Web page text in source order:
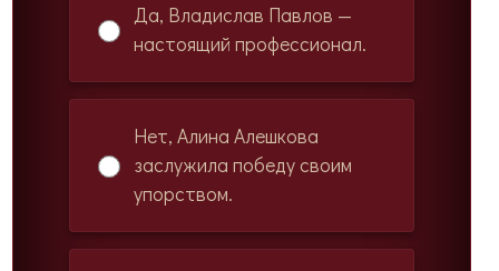
Да, Владислав Павлов —
настоящий профессионал.
Нет, Алина Алешкова
заслужила победу своим
упорством.